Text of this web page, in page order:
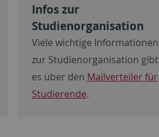
Infos zur
Studienorganisation
Viele wichtige Informationen
zur Studienorganisation gibt
es über den Mailverteiler für
Studierende.